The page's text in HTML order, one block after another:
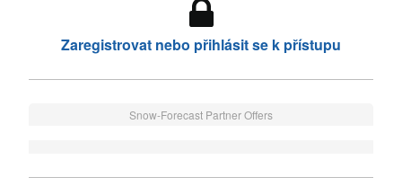
Zaregistrovat nebo přihlásit se k přístupu
Snow-Forecast Partner Offers